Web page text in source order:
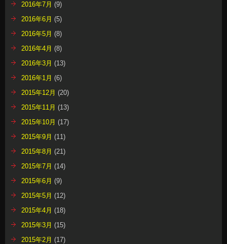
2016年7月 (9)
2016年6月 (5)
2016年5月 (8)
2016年4月 (8)
2016年3月 (13)
2016年1月 (6)
2015年12月 (20)
2015年11月 (13)
2015年10月 (17)
2015年9月 (11)
2015年8月 (21)
2015年7月 (14)
2015年6月 (9)
2015年5月 (12)
2015年4月 (18)
2015年3月 (15)
2015年2月 (17)